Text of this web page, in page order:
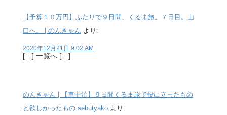
【予算１０万円】ふたりで９日間、くるま旅。７日目。山
口へ。 | のんきゃん より:
2020年12月21日 9:02 AM
[…] 一覧へ […]
のんきゃん | 【車中泊】９日間くるま旅で役に立ったもの
と欲しかったもの sebutyako より: